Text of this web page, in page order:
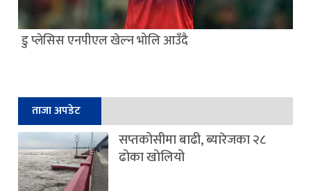
डु प्लेसिस एनपीएल खेल्न भोलि आउँदै
ताजा अपडेट
सप्तकोसीमा बाढी, ब्यारेजका २८
ढोका खोलियो